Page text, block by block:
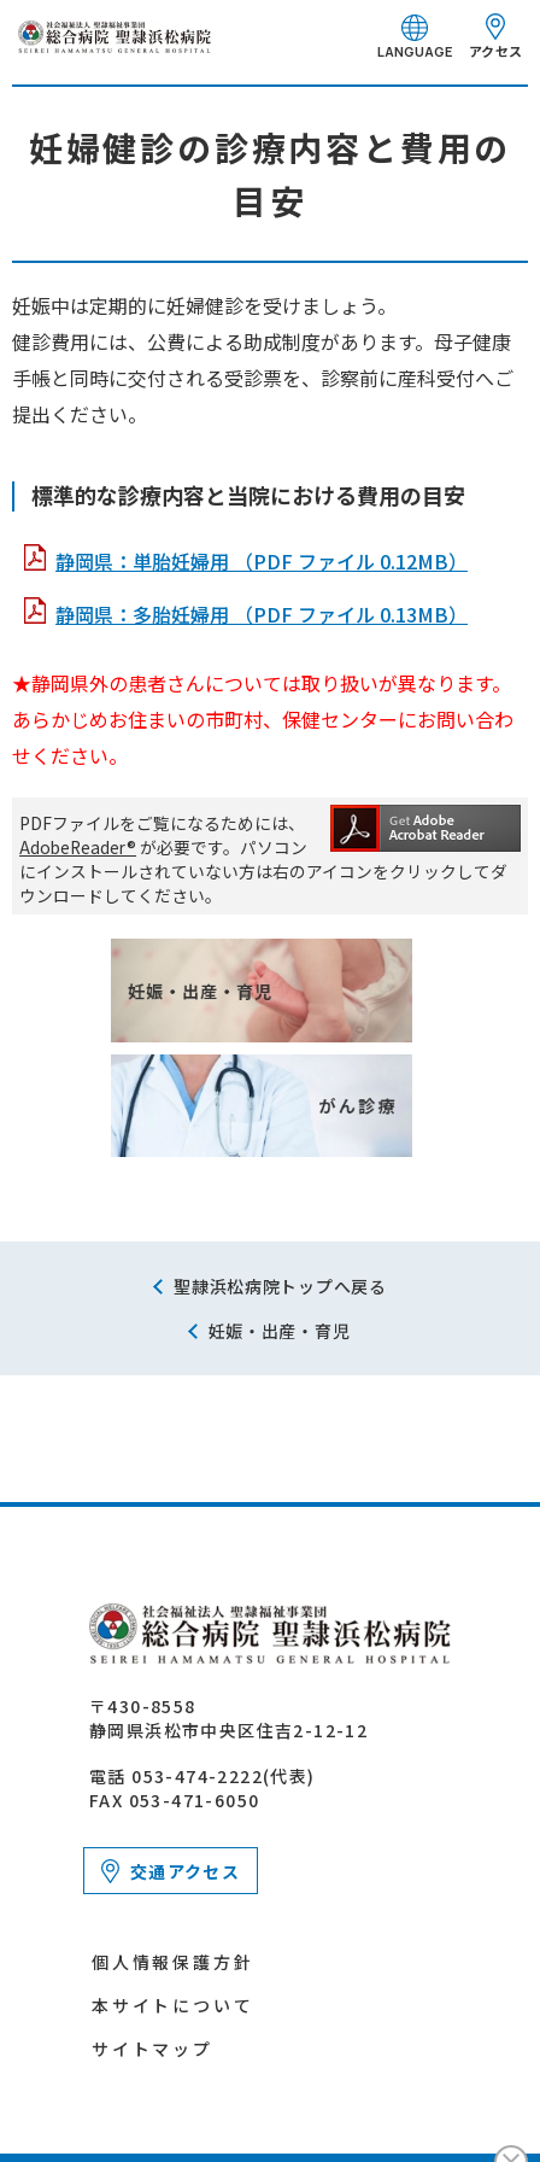
ロ
ー
ョ
ン
へ
文ッ
LANGUAGE アクセス
妊婦健診の診療内容と費用の
目安
妊娠中は定期的に妊婦健診を受けましょう。
健診費用には、公費による助成制度があります。母子健康
手帳と同時に交付される受診票を、診察前に産科受付へご
提出ください。
標準的な診療内容と当院における費用の目安
静岡県：単胎妊婦用 （PDF ファイル 0.12MB）
静岡県：多胎妊婦用 （PDF ファイル 0.13MB）
★静岡県外の患者さんについては取り扱いが異なります。
あらかじめお住まいの市町村、保健センターにお問い合わ
せください。
PDFファイルをご覧になるためには、
AdobeReader® が必要です。パソコン
にインストールされていない方は右のアイコンをクリックしてダ
ウンロードしてください。
妊娠・出産・育児
聖隷浜松病院トップへ戻る
〒430-8558
静岡県浜松市中央区住吉2-12-12
電話 053-474-2222(代表)
FAX 053-471-6050
交通アクセス
個人情報保護方針
本サイトについて
サイトマップ